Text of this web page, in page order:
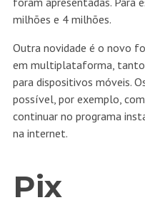
milhões e 4 milhões.
Outra novidade é o novo
em multiplataforma, tanto
para dispositivos móveis.
possível, por exemplo,
continuar no programa
na internet.
Pix